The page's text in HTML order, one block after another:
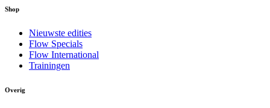
Shop
Nieuwste edities
Flow Specials
Flow International
Trainingen
Overig